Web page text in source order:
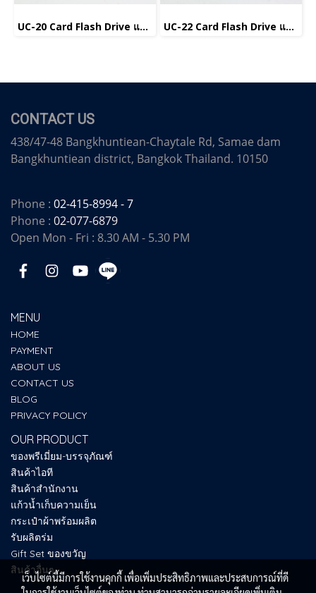
UC-20 Card Flash Drive แฟลชไดรฟ์การ์ด UC-22 Card Flash Drive แฟลชไดรฟ์การ์ด
CONTACT US
438/47-48 Bangkhuntiean-Chaytale Rd, Samae dam
Bangkhuntiean district, Bangkok Thailand. 10150
Phone : 02-415-8994 - 7
Phone : 02-077-6879
Open Mon - Fri : 8.30 AM - 5.30 PM
MENU
HOME
PAYMENT
ABOUT US
CONTACT US
BLOG
PRIVACY POLICY
OUR PRODUCT
ของพรีเมี่ยม-บรรจุภัณฑ์
สินค้าไอที
สินค้าสำนักงาน
แก้วน้ำเก็บความเย็น
กระเป๋าผ้าพร้อมผลิต
รับผลิตร่ม
Gift Set ของขวัญ
สินค้าอื่นๆ
เว็บไซต์นี้มีการใช้งานคุกกี้ เพื่อเพิ่มประสิทธิภาพและประสบการณ์ที่ดี